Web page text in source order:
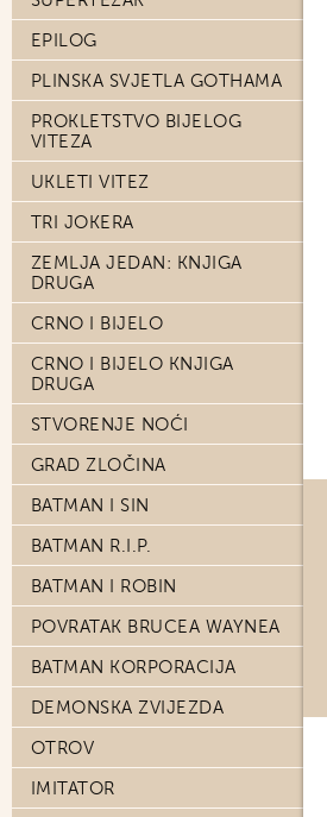
EPILOG
PLINSKA SVJETLA GOTHAMA
PROKLETSTVO BIJELOG
VITEZA
UKLETI VITEZ
TRI JOKERA
ZEMLJA JEDAN: KNJIGA
DRUGA
CRNO I BIJELO
CRNO I BIJELO KNJIGA
DRUGA
STVORENJE NOĆI
GRAD ZLOČINA
BATMAN I SIN
BATMAN R.I.P.
BATMAN I ROBIN
POVRATAK BRUCEA WAYNEA
BATMAN KORPORACIJA
DEMONSKA ZVIJEZDA
OTROV
IMITATOR